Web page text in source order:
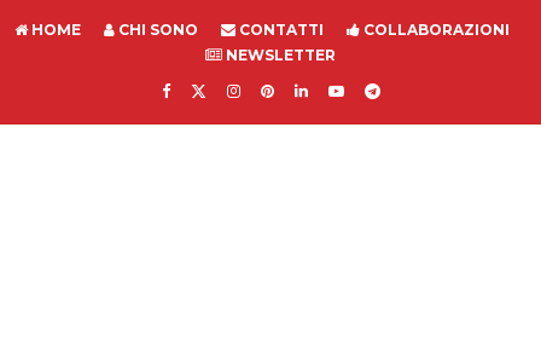
HOME CHI SONO CONTATTI
COLLABORAZIONI
NEWSLETTER